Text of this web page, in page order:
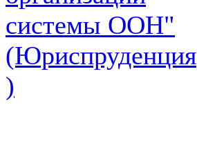
системы ООН"
(Юриспруденция
)